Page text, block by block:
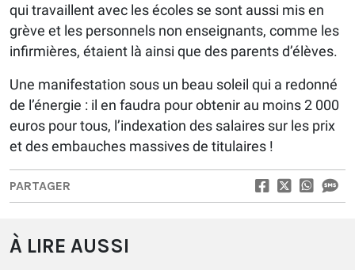
qui travaillent avec les écoles se sont aussi mis en
grève et les personnels non enseignants, comme les
infirmières, étaient là ainsi que des parents d’élèves.
Une manifestation sous un beau soleil qui a redonné
de l’énergie : il en faudra pour obtenir au moins 2 000
euros pour tous, l’indexation des salaires sur les prix
et des embauches massives de titulaires !
PARTAGER
À LIRE AUSSI